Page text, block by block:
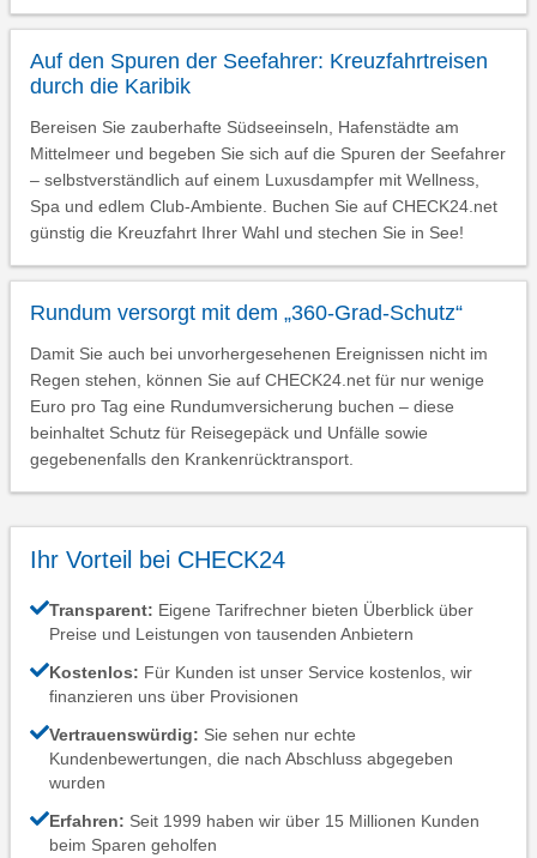
Auf den Spuren der Seefahrer: Kreuzfahrtreisen
durch die Karibik
Bereisen Sie zauberhafte Südseeinseln, Hafenstädte am
Mittelmeer und begeben Sie sich auf die Spuren der Seefahrer
– selbstverständlich auf einem Luxusdampfer mit Wellness,
Spa und edlem Club-Ambiente. Buchen Sie auf CHECK24.net
günstig die Kreuzfahrt Ihrer Wahl und stechen Sie in See!
Rundum versorgt mit dem „360-Grad-Schutz“
Damit Sie auch bei unvorhergesehenen Ereignissen nicht im
Regen stehen, können Sie auf CHECK24.net für nur wenige
Euro pro Tag eine Rundumversicherung buchen – diese
beinhaltet Schutz für Reisegepäck und Unfälle sowie
gegebenenfalls den Krankenrücktransport.
Ihr Vorteil bei CHECK24
Transparent: Eigene Tarifrechner bieten Überblick über
Preise und Leistungen von tausenden Anbietern
Kostenlos: Für Kunden ist unser Service kostenlos, wir
finanzieren uns über Provisionen
Vertrauenswürdig: Sie sehen nur echte
Kundenbewertungen, die nach Abschluss abgegeben
wurden
Erfahren: Seit 1999 haben wir über 15 Millionen Kunden
beim Sparen geholfen